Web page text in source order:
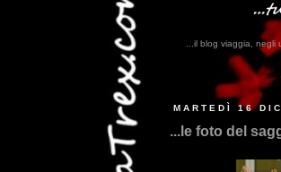
...il blog viaggia,
MARTEDÌ 16
...le foto del